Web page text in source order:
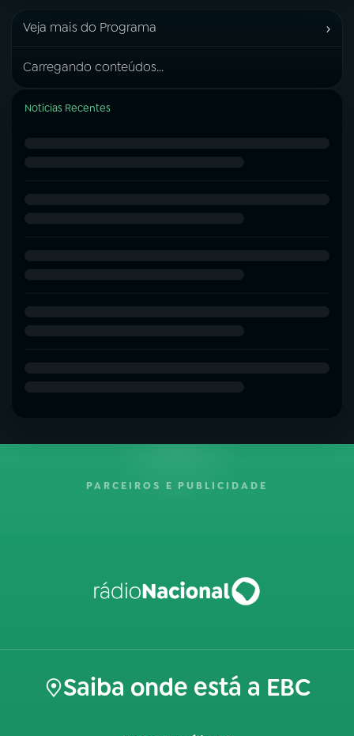
Veja mais do Programa ›
Carregando conteúdos...
Notícias Recentes
PARCEIROS E PUBLICIDADE
Saiba onde está a EBC